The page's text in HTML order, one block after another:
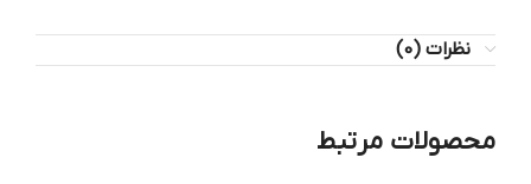
نظرات (0)
محصولات مرتبط